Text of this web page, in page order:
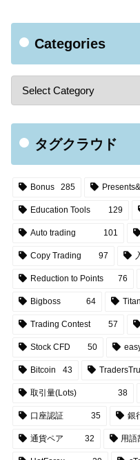
Categories
タグクラウド
Bonus 285
Education Tools 129
Auto trading 101
Copy Trading 97
Reduction to Points 76
Bigboss 64
Trading Contest 57
Stock CFD 50
Bitcoin 43
取引量(Lots) 38
口座認証 35 銀
通貨ペア 32 用語